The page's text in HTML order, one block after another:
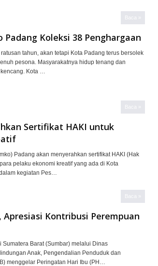
Baca »
Padang Koleksi 38 Penghargaan
tahun, akan tetapi Kota Padang terus bersolek
pesona. Masyarakatnya hidup tenang dan
Kota …
Baca »
Sertifikat HAKI untuk
Padang akan menyerahkan sertifikat HAKI (Hak
pelaku ekonomi kreatif yang ada di Kota
kegiatan Pes…
Baca »
Kontribusi Perempuan
Sumatera Barat (Sumbar) melalui Dinas
Anak, Pengendalian Penduduk dan
menggelar Peringatan Hari Ibu (PH…